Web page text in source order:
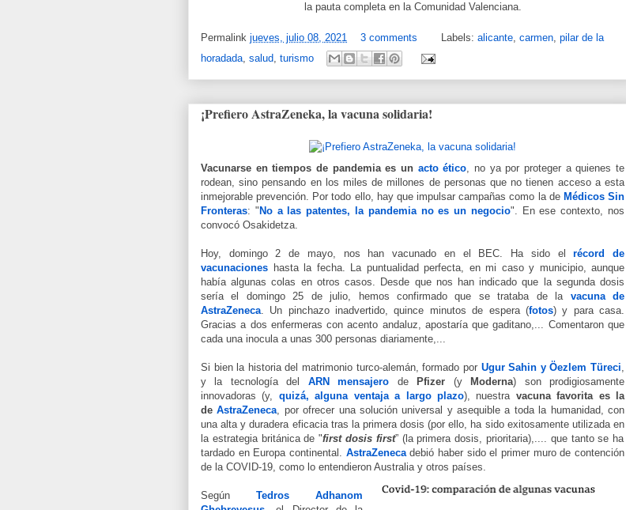
la pauta completa en la Comunidad Valenciana.
Permalink jueves, julio 08, 2021 3 comments Labels: alicante carmen pilar de la
horadada salud turismo
¡Prefiero AstraZeneka, la vacuna solidaria!
Vacunarse en tiempos de pandemia es un acto ético, no ya por proteger a quienes te
rodean, sino pensando en los miles de millones de personas que no tienen acceso a esta
inmejorable prevención. Por todo ello, hay que impulsar campañas como la de Médicos Sin
Fronteras: " No a las patentes, la pandemia no es un negocio". En ese contexto, nos
convocó Osakidetza.
Hoy, domingo 2 de mayo, nos han vacunado en el BEC. Ha sido elrécord de
vacunaciones hasta la fecha. La puntualidad perfecta, en mi caso y municipio, aunque
había algunas colas en otros casos. Desde que nos han indicado que la segunda dosis
sería el domingo 25 de julio, hemos confirmado que se trataba de la vacuna de
AstraZeneca. Un pinchazo inadvertido, quince minutos de espera (fotos) y para casa.
Gracias a dos enfermeras con acento andaluz, apostaría que gaditano,... Comentaron que
cada una inocula a unas 300 personas diariamente,...
Si bien la historia del matrimonio turco-alemán, formado por Ugur Sahin y Öezlem Türeci,
y la tecnología del ARN mensajero de Pfizer (y Moderna) son prodigiosamente
innovadoras (y, quizá, alguna ventaja a largo plazo), nuestra vacuna favorita es la
de AstraZeneca, por ofrecer una solución universal y asequible a toda la humanidad, con
una alta y duradera eficacia tras la primera dosis (por ello, ha sido exitosamente utilizada en
la estrategia británica de "first dosis first” (la primera dosis, prioritaria),.... que tanto se ha
tardado en Europa continental. AstraZeneca debió haber sido el primer muro de contención
de la COVID-19, como lo entendieron Australia y otros países.
Según Tedros Adhanom